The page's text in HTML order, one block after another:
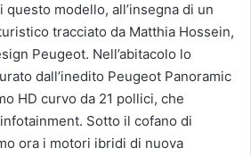
modello, all’insegna di un
tracciato da Matthia Hossein,
Peugeot. Nell’abitacolo lo
dall’inedito Peugeot Panoramic
HD curvo da 21 pollici, che
Sotto il cofano di
ora i motori ibridi di nuova